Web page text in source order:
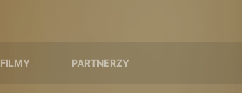
FILMY PARTNERZY